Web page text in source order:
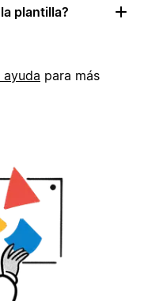
plantilla?
para más